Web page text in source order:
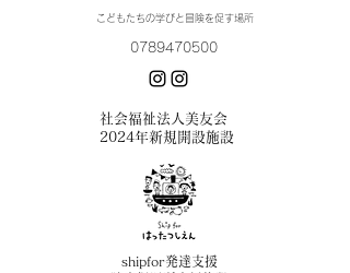
こどもたちの学びと冒険を促す場所
0789470500
​社会福祉法人美友会
2024年新規開設施設
shipfor発達支援